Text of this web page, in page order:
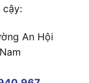
cậy:
An Hội